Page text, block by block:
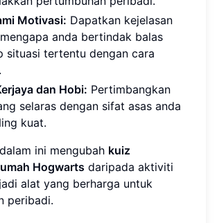
Motivasi: Dapatkan kejelasan
anda bertindak balas
situasi tertentu dengan cara
dan Hobi: Pertimbangkan
selaras dengan sifat asas anda
kuat.
ini mengubah kuiz
Hogwarts daripada aktiviti
alat yang berharga untuk
peribadi.